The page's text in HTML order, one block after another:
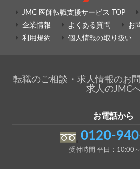
JMC 医師転職支援サービス TOP
企業情報
よくある質問
お
利用規約
個人情報の取り扱い
転職のご相談・求人情報のお
求人のJMC
お電話から
0120-
受付時間 平日：10:00